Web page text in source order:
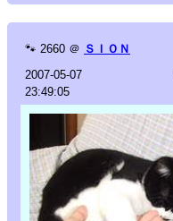
🐾 2660 ＠ ＳＩＯＮ
2007-05-07
23:49:05